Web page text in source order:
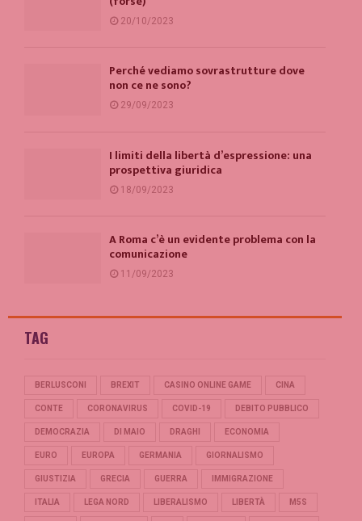
20/10/2023
Perché vediamo sovrastrutture dove
non ce ne sono?
29/09/2023
I limiti della libertà d’espressione: una
prospettiva giuridica
18/09/2023
A Roma c’è un evidente problema con la
comunicazione
11/09/2023
TAG
BERLUSCONI BREXIT CASINO ONLINE GAME CINA
CONTE CORONAVIRUS COVID-19 DEBITO PUBBLICO
DEMOCRAZIA DI MAIO DRAGHI ECONOMIA
EURO EUROPA GERMANIA GIORNALISMO
GIUSTIZIA GRECIA GUERRA IMMIGRAZIONE
ITALIA LEGA NORD LIBERALISMO LIBERTÀ M5S